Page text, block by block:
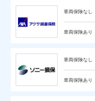
車両保険なし
車両保険あり
車両保険なし
車両保険あり